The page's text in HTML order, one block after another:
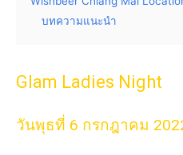
บทความแนะนำ
Glam Ladies Night
วันพุธที่ 6 กรกฎาคม